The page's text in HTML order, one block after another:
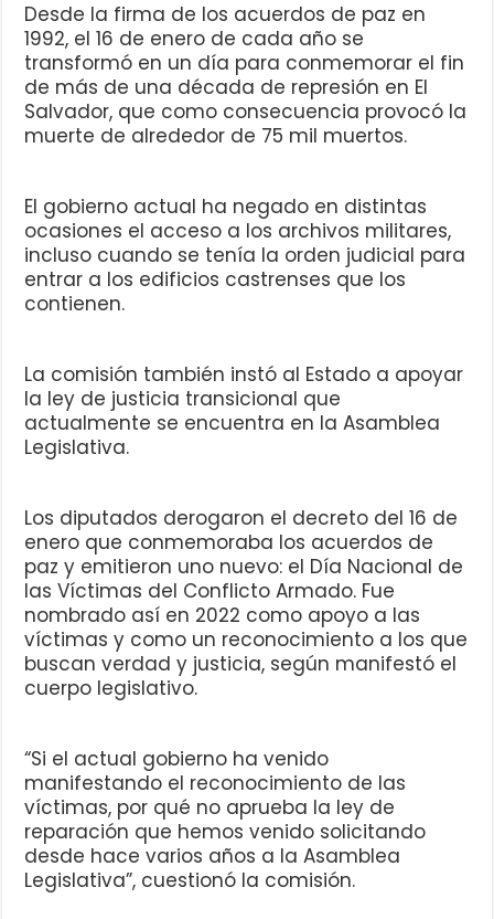
Desde la firma de los acuerdos de paz en
1992, el 16 de enero de cada año se
transformó en un día para conmemorar el fin
de más de una década de represión en El
Salvador, que como consecuencia provocó la
muerte de alrededor de 75 mil muertos.
El gobierno actual ha negado en distintas
ocasiones el acceso a los archivos militares,
incluso cuando se tenía la orden judicial para
entrar a los edificios castrenses que los
contienen.
La comisión también instó al Estado a apoyar
la ley de justicia transicional que
actualmente se encuentra en la Asamblea
Legislativa.
Los diputados derogaron el decreto del 16 de
enero que conmemoraba los acuerdos de
paz y emitieron uno nuevo: el Día Nacional de
las Víctimas del Conflicto Armado. Fue
nombrado así en 2022 como apoyo a las
víctimas y como un reconocimiento a los que
buscan verdad y justicia, según manifestó el
cuerpo legislativo.
“Si el actual gobierno ha venido
manifestando el reconocimiento de las
víctimas, por qué no aprueba la ley de
reparación que hemos venido solicitando
desde hace varios años a la Asamblea
Legislativa”, cuestionó la comisión.